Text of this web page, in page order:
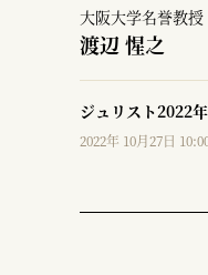
大阪大学名誉教授
渡辺 惺之
ジュリスト2022
2022年 10月27日